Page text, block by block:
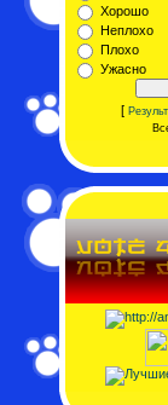
Хорошо
Неплохо
Плохо
Ужасно
[